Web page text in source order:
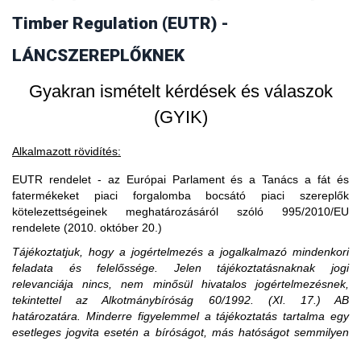
Timber Regulation (EUTR) -
LÁNCSZEREPLŐKNEK
Gyakran ismételt kérdések és válaszok
(GYIK)
Alkalmazott rövidítés:
EUTR rendelet - az Európai Parlament és a Tanács a fát és
fatermékeket piaci forgalomba bocsátó piaci szereplők
kötelezettségeinek meghatározásáról szóló 995/2010/EU
rendelete (2010. október 20.)
Tájékoztatjuk, hogy a jogértelmezés a jogalkalmazó mindenkori
feladata és felelőssége. Jelen tájékoztatásnaknak jogi
relevanciája nincs, nem minősül hivatalos jogértelmezésnek,
tekintettel az Alkotmánybíróság 60/1992. (XI. 17.) AB
határozatára. Minderre figyelemmel a tájékoztatás tartalma egy
esetleges jogvita esetén a bíróságot, más hatóságot semmilyen
3. Amennyiben egy piaci szereplő EU-s
partnertől vásárol, akkor is importál?
vásárol faterméket, akkor fogalmilag kizárt, hogy a
faterméket vásárló uniós gazdasági szereplő piaci szereplő
legyen, ő csak kereskedőnek minősülhet.